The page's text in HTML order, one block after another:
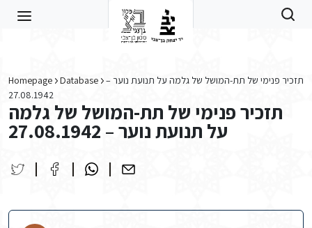
Homepage Database
תזכיר פנימי של תת-המושל של גלמה על תנועת נוער –
27.08.1942
תזכיר פנימי של תת-המושל של גלמה
על תנועת נוער – 27.08.1942